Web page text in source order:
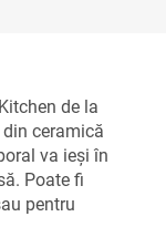
de la
ceramică
va ieși în
Poate fi
pentru